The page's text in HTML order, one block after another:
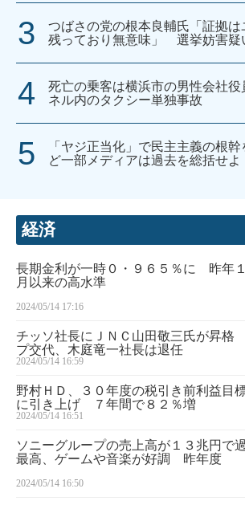
つばさの党の根本良輔氏「証拠は
残っており無意味」 選挙妨害疑
死亡の乗客は横浜市の男性会社
ネル内のタクシー単独事故
「ヤジ正当化」で民主主義の根
ど一部メディアは過去を総括せ
経済
長期金利が一時０・９６５％に 昨年１
月以来の高水準
2024/05/14 17:16
チッソ社長にＪＮＣ山田敬三氏が昇格
プ交代、木庭竜一社長は退任
2024/05/14 16:59
野村ＨＤ、３０年度の税引き前利益目
に引き上げ ７年間で８２％増
2024/05/14 16:51
ソニーグループの売上高が１３兆円で
最高、ゲームや音楽が好調 昨年度
2024/05/14 16:50